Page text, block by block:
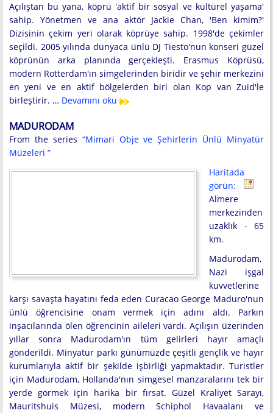
Açılıştan bu yana, köprü 'aktif bir sosyal ve kültürel yaşama'
sahip. Yönetmen ve ana aktör Jackie Chan, 'Ben kimim?'
Dizisinin çekim yeri olarak köprüye sahip. 1998'de çekimler
seçildi. 2005 yılında dünyaca ünlü DJ Tiesto'nun konseri güzel
köprünün arka planında gerçekleşti. Erasmus Köprüsü,
modern Rotterdam'ın simgelerinden biridir ve şehir merkezini
en yeni ve en aktif bölgelerden biri olan Kop van Zuid'le
birleştirir. … Devamını oku
MADURODAM
From the series “Mimari Obje ve Şehirlerin Ünlü Minyatür
Müzeleri ”
Haritada
görün:
Almere
merkezinden
uzaklık - 65
km.
Madurodam,
Nazi işgal
kuvvetlerine
karşı savaşta hayatını feda eden Curacao George Maduro'nun
ünlü öğrencisine onam vermek için adını aldı. Parkın
inşacılarında ölen öğrencinin aileleri vardı. Açılışın üzerinden
yıllar sonra Madurodam'ın tüm gelirleri hayır amaçlı
gönderildi. Minyatür parkı günümüzde çeşitli gençlik ve hayır
kurumlarıyla aktif bir şekilde işbirliği yapmaktadır. Turistler
için Madurodam, Hollanda'nın simgesel manzaralarını tek bir
yerde görmek için harika bir fırsat. Güzel Kraliyet Sarayı,
Mauritshuis Müzesi, modern Schiphol Havaalanı ve